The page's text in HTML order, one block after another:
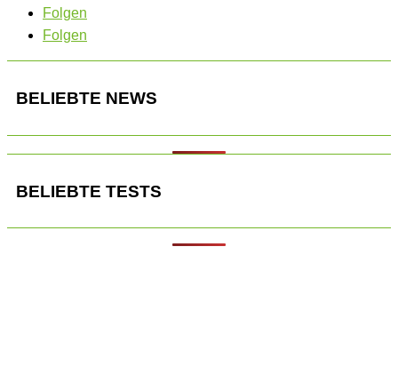
Folgen
Folgen
BELIEBTE NEWS
BELIEBTE TESTS